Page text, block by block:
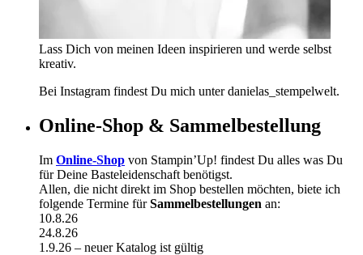
Lass Dich von meinen Ideen inspirieren und werde selbst
kreativ.
Bei Instagram findest Du mich unter danielas_stempelwelt.
Online-Shop & Sammelbestellung
Im Online-Shop von Stampin’Up! findest Du alles was Du
für Deine Basteleidenschaft benötigst.
Allen, die nicht direkt im Shop bestellen möchten, biete ich
folgende Termine fürSammelbestellungen an:
10.8.26
24.8.26
1.9.26 – neuer Katalog ist gültig